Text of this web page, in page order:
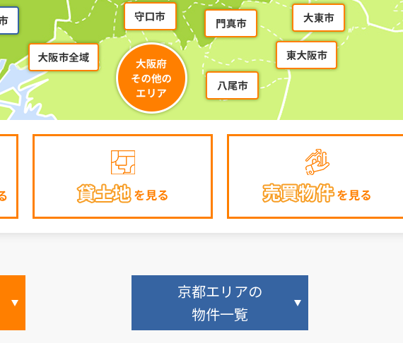
京都エリアの
物件一覧